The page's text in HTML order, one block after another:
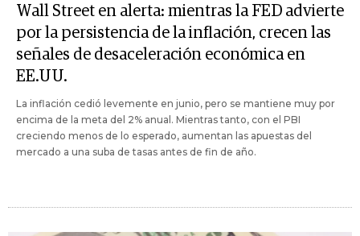
Wall Street en alerta: mientras la FED advierte
por la persistencia de la inflación, crecen las
señales de desaceleración económica en
EE.UU.
La inflación cedió levemente en junio, pero se mantiene muy por
encima de la meta del 2% anual. Mientras tanto, con el PBI
creciendo menos de lo esperado, aumentan las apuestas del
mercado a una suba de tasas antes de fin de año.